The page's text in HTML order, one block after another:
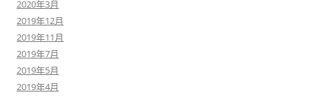
2020年3月
2019年12月
2019年11月
2019年7月
2019年5月
2019年4月